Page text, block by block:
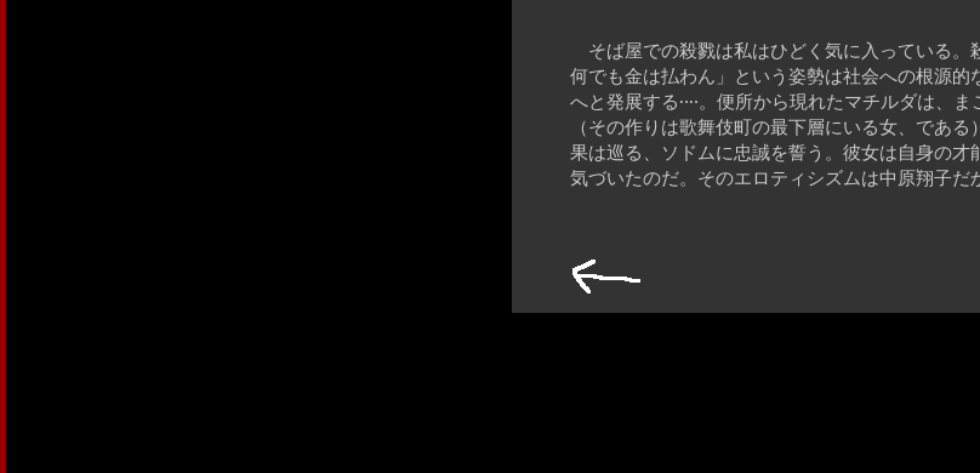
そば屋での殺戮は私はひどく気に入っている。
何でも金は払わん」という姿勢は社会への根源的
へと発展する‥‥。便所から現れたマチルダは、
（その作りは歌舞伎町の最下層にいる女、であ
果は巡る、ソドムに忠誠を誓う。彼女は自身の
気づいたのだ。そのエロティシズムは中原翔子だ